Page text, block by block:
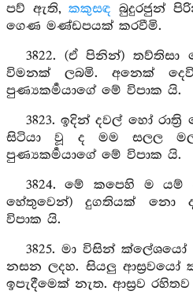
පව් ඇති,කකුසඳ බුදුරජුන්
ගෙණ මණ්ඩපයක් කරවීමි.
3822. (ඒ පිනින්)
විමනක් ලබමි. අනෙක්
පුණ්‍යකර්‍මයාගේ මේ විපාක යි.
3823. ඉදින් දවල් හෝ
සිටියා වූ ද මම සලල
පුණ්‍යකර්‍මයාගේ මේ විපාක යි.
3824. මේ කපෙහි ම යම්
හේතුවෙන්) දුගතියක් නො
විපාක යි.
3825. මා විසින්
නසන ලදහ. සියලු ආස්‍රවයෝ
ඉපැදීමෙක් නැත. ආස්‍රව